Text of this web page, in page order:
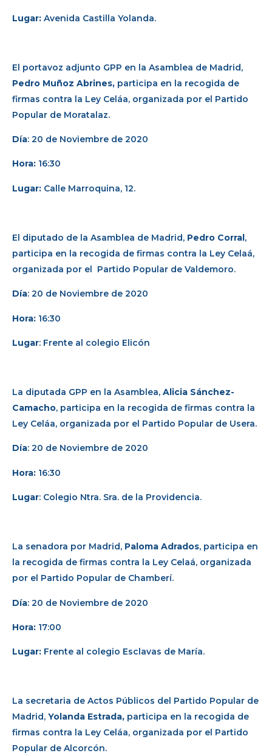
Lugar: Avenida Castilla Yolanda.
El portavoz adjunto GPP en la Asamblea de Madrid,
Pedro Muñoz Abrines, participa en la recogida de
firmas contra la Ley Celáa, organizada por el Partido
Popular de Moratalaz.
Día: 20 de Noviembre de 2020
Hora: 16:30
Lugar: Calle Marroquina, 12.
El diputado de la Asamblea de Madrid, Pedro Corral,
participa en la recogida de firmas contra la Ley Celaá,
organizada por el Partido Popular de Valdemoro.
Día: 20 de Noviembre de 2020
Hora: 16:30
Lugar: Frente al colegio Elicón
La diputada GPP en la Asamblea, Alicia Sánchez-
Camacho, participa en la recogida de firmas contra la
Ley Celáa, organizada por el Partido Popular de Usera.
Día: 20 de Noviembre de 2020
Hora: 16:30
Lugar: Colegio Ntra. Sra. de la Providencia.
La senadora por Madrid, Paloma Adrados, participa en
la recogida de firmas contra la Ley Celaá, organizada
por el Partido Popular de Chamberí.
Día: 20 de Noviembre de 2020
Hora: 17:00
Lugar: Frente al colegio Esclavas de María.
La secretaria de Actos Públicos del Partido Popular de
Madrid, Yolanda Estrada, participa en la recogida de
firmas contra la Ley Celáa, organizada por el Partido
Popular de Alcorcón.